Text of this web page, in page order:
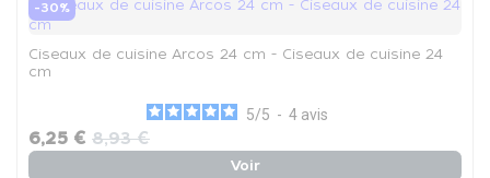
-30%
Ciseaux de cuisine Arcos 24 cm - Ciseaux de cuisine 24
cm
5/5 - 4 avis
6,25 € 8,93 €
Voir